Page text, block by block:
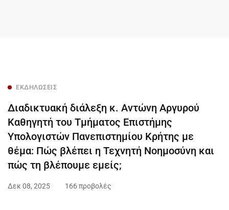
ΕΚΔΗΛΏΣΕΙΣ
Διαδικτυακή διάλεξη κ. Αντώνη Αργυρού
Καθηγητή του Τμήματος Επιστήμης
Υπολογιστών Πανεπιστημίου Κρήτης με
θέμα: Πώς βλέπει η Τεχνητή Νοημοσύνη και
πώς τη βλέπουμε εμείς;
Δεκ 08, 2025 166 προβολές